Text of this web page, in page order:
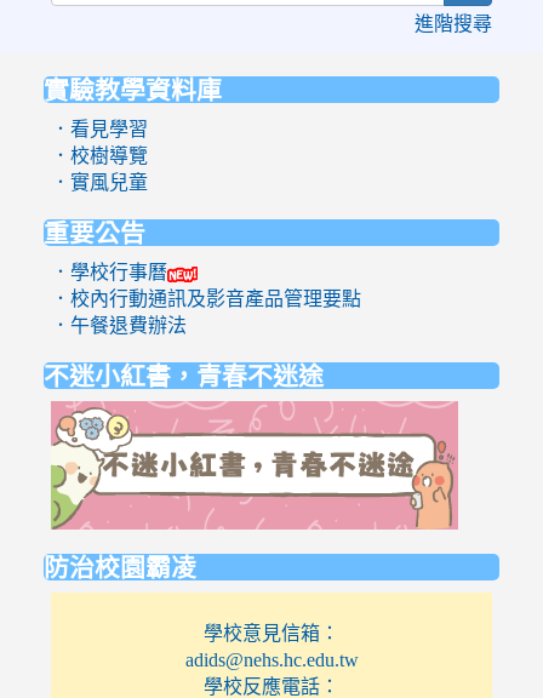
進階搜尋
實驗教學資料庫
．看見學習
．校樹導覽
．實風兒童
重要公告
．學校行事曆
．校內行動通訊及影音產品管理要點
．午餐退費辦法
不迷小紅書，青春不迷途
防治校園霸凌
學校意見信箱：
adids@nehs.hc.edu.tw
學校反應電話：